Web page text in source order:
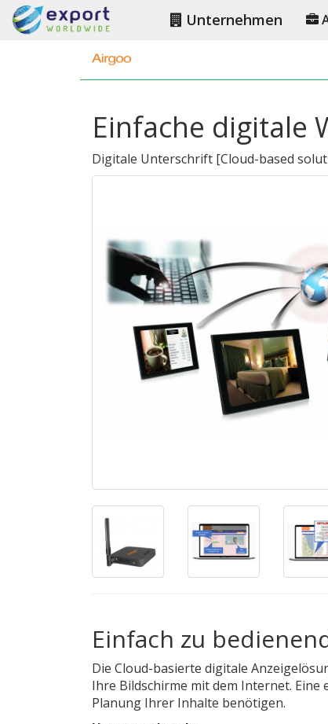
Unternehmen
Einfache digitale
Digitale Unterschrift [Cloud-based
Einfach zu
Die Cloud-basierte digitale
Ihre Bildschirme mit dem Internet.
Planung Ihrer Inhalte benötigen.